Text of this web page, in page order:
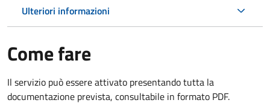
Ulteriori informazioni
Come fare
Il servizio può essere attivato presentando tutta la
documentazione prevista, consultabile in formato PDF.